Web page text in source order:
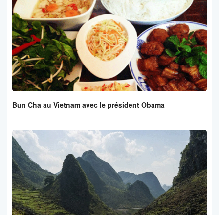
Bun Cha au Vietnam avec le président Obama